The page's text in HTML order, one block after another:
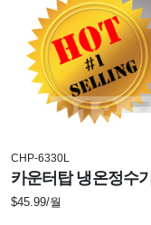
CHP-6330L
카운터탑 냉온정수기
$45.99/월